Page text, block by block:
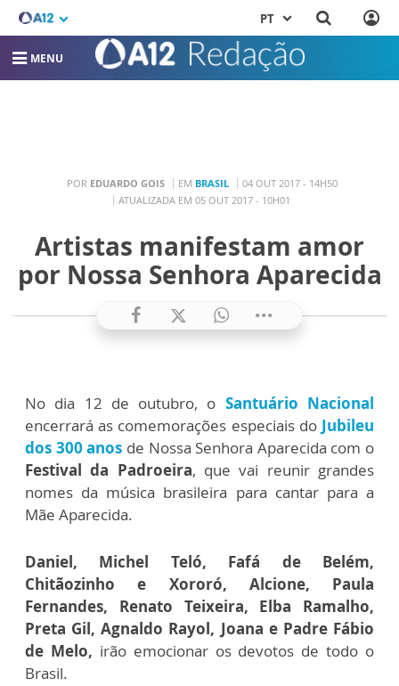
PT
MENU
POR EDUARDO GOIS EM BRASIL
04 OUT 2017 - 14H50
ATUALIZADA EM 05 OUT 2017 - 10H01
Artistas manifestam amor
por Nossa Senhora Aparecida
No dia 12 de outubro, o Santuário Nacional
encerrará as comemorações especiais do Jubileu
dos 300 anos de Nossa Senhora Aparecida com o
Festival da Padroeira, que vai reunir grandes
nomes da música brasileira para cantar para a
Mãe Aparecida.
Daniel, Michel Teló, Fafá de Belém,
Chitãozinho e Xororó, Alcione, Paula
Fernandes, Renato Teixeira, Elba Ramalho,
Preta Gil, Agnaldo Rayol, Joana e Padre Fábio
de Melo, irão emocionar os devotos de todo o
Brasil.